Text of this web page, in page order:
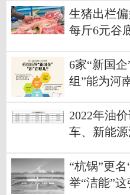
生猪出栏
每斤6元谷
6家“新国
组”能为河
2022年油
车、新能
“杭锅”更
举“洁能”